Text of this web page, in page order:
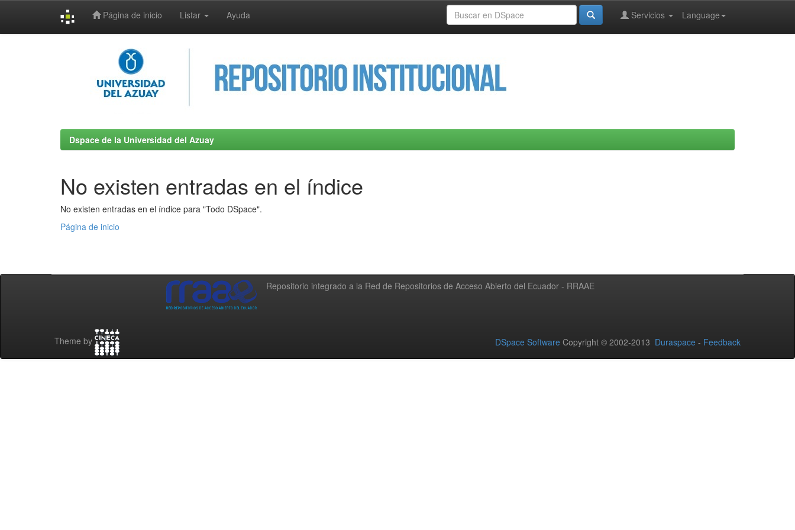
Página de inicio Listar Ayuda Language
Servicios
Dspace de la Universidad del Azuay
No existen entradas en el índice
No existen entradas en el índice para "Todo DSpace".
Página de inicio
Repositorio integrado a la Red de Repositorios de Acceso Abierto del Ecuador - RRAAE
Theme by DSpace Software Copyright © 2002-2013 Duraspace - Feedback